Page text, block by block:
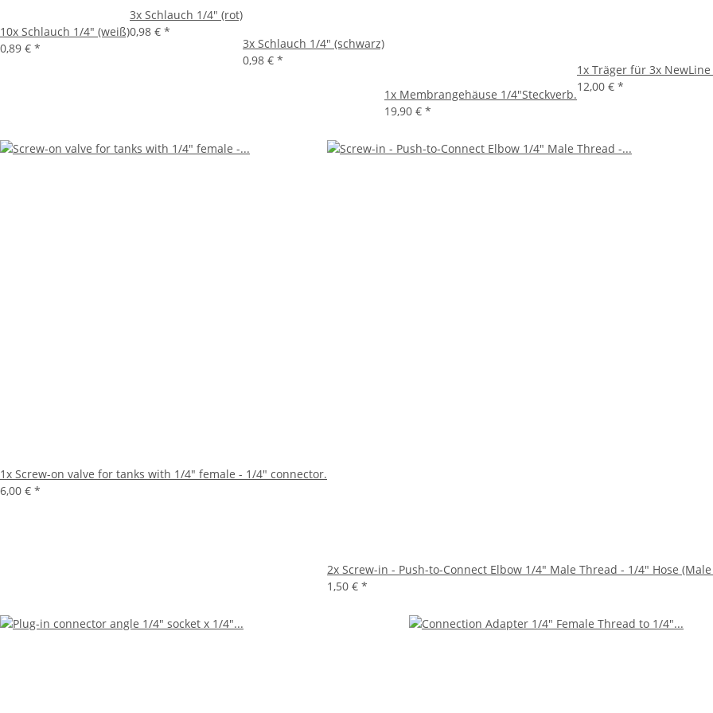
10x Schlauch 1/4" (weiß)
0,89 € *
3x Schlauch 1/4" (rot)
0,98 € *
3x Schlauch 1/4" (schwarz)
0,98 € *
1x Membrangehäuse 1/4"Steckverb.
19,90 € *
1x Träger für 3x NewLine
12,00 € *
1x Screw-on valve for tanks with 1/4" female - 1/4" connector.
6,00 € *
2x Screw-in - Push-to-Connect Elbow 1/4" Male Thread - 1/4" Hose
1,50 € *